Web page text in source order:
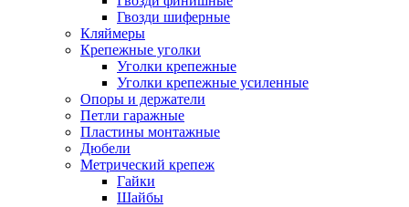
Гвозди шиферные
Кляймеры
Крепежные уголки
Уголки крепежные
Уголки крепежные усиленные
Опоры и держатели
Петли гаражные
Пластины монтажные
Дюбели
Метрический крепеж
Гайки
Шайбы